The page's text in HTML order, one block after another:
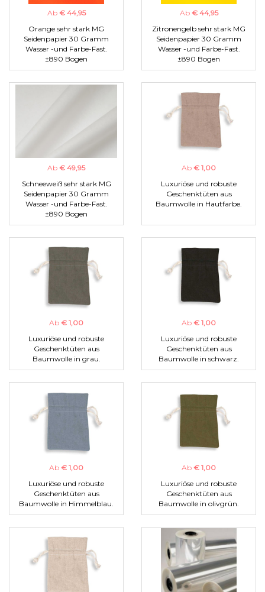
Ab € 44,95
Orange sehr stark MG
Seidenpapier 30 Gramm
Wasser -und Farbe-Fast.
±890 Bogen
Ab € 44,95
Zitronengelb sehr stark MG
Seidenpapier 30 Gramm
Wasser -und Farbe-Fast.
±890 Bogen
Ab € 49,95
Schneeweiß sehr stark MG
Seidenpapier 30 Gramm
Wasser -und Farbe-Fast.
±890 Bogen
Ab € 1,00
Luxuriöse und robuste
Geschenktüten aus
Baumwolle in Hautfarbe.
Ab € 1,00
Luxuriöse und robuste
Geschenktüten aus
Baumwolle in grau.
Ab € 1,00
Luxuriöse und robuste
Geschenktüten aus
Baumwolle in schwarz.
Ab € 1,00
Luxuriöse und robuste
Geschenktüten aus
Baumwolle in Himmelblau.
Ab € 1,00
Luxuriöse und robuste
Geschenktüten aus
Baumwolle in olivgrün.